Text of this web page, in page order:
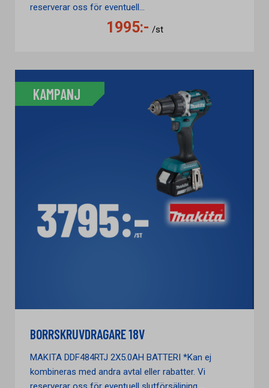
reserverar oss för eventuell...
1995:- /st
KAMPANJ
BORRSKRUVDRAGARE 18V
MAKITA DDF484RTJ 2X5.0AH BATTERI *Kan ej
kombineras med andra avtal eller rabatter. Vi